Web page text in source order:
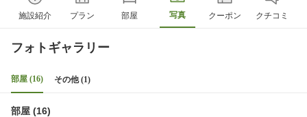
施設紹介 プラン 部屋 写真 クーポン クチコミ
フォトギャラリー
部屋 (16) その他 (1)
部屋 (16)